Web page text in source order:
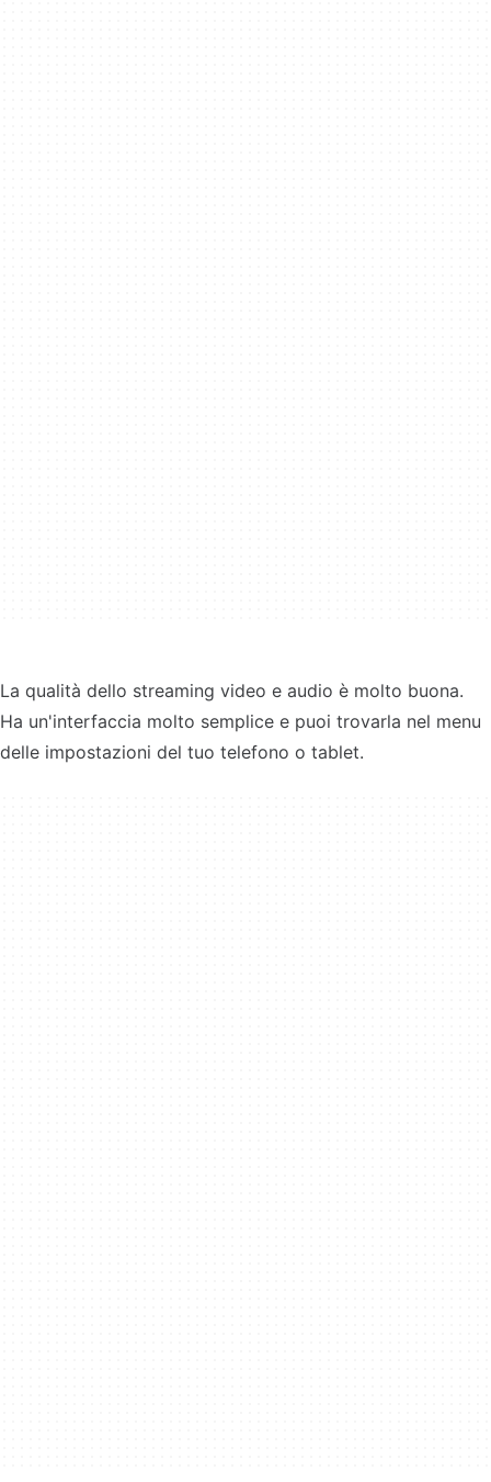
La qualità dello streaming video e audio è molto buona.
Ha un'interfaccia molto semplice e puoi trovarla nel menu
delle impostazioni del tuo telefono o tablet.